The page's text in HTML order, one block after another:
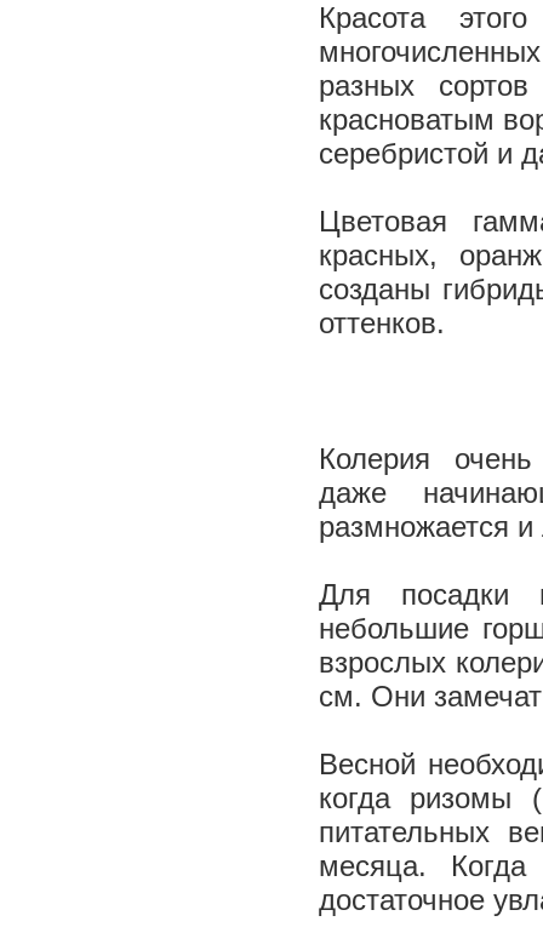
Красота
разных
красноватым
серебристой и
Цветовая
красных,
созданы
оттенков.
Колерия ­ очень
даже
размножается и
Для посадки
небольшие
взрослых
см. Они
Весной
когда ризомы
питательных
месяца. Когда
достаточное